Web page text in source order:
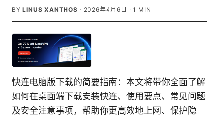
BY LINUS XANTHOS · 2026年4月6日 · 1 MIN
快连电脑版下载的简要指南：本文将带你全面了解
如何在桌面端下载安装快连、使用要点、常见问题
及安全注意事项，帮助你更高效地上网、保护隐